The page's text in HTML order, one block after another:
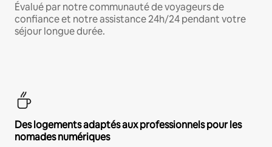
Évalué par notre communauté de voyageurs de
confiance et notre assistance 24h/24 pendant votre
séjour longue durée.
Des logements adaptés aux professionnels pour les
nomades numériques